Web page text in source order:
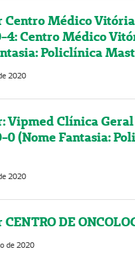
Centro Médico
4: Centro Médico
Policlínica
2020
Vipmed Clínica
0 (Nome Fantasia:
2020
DE
de 2020